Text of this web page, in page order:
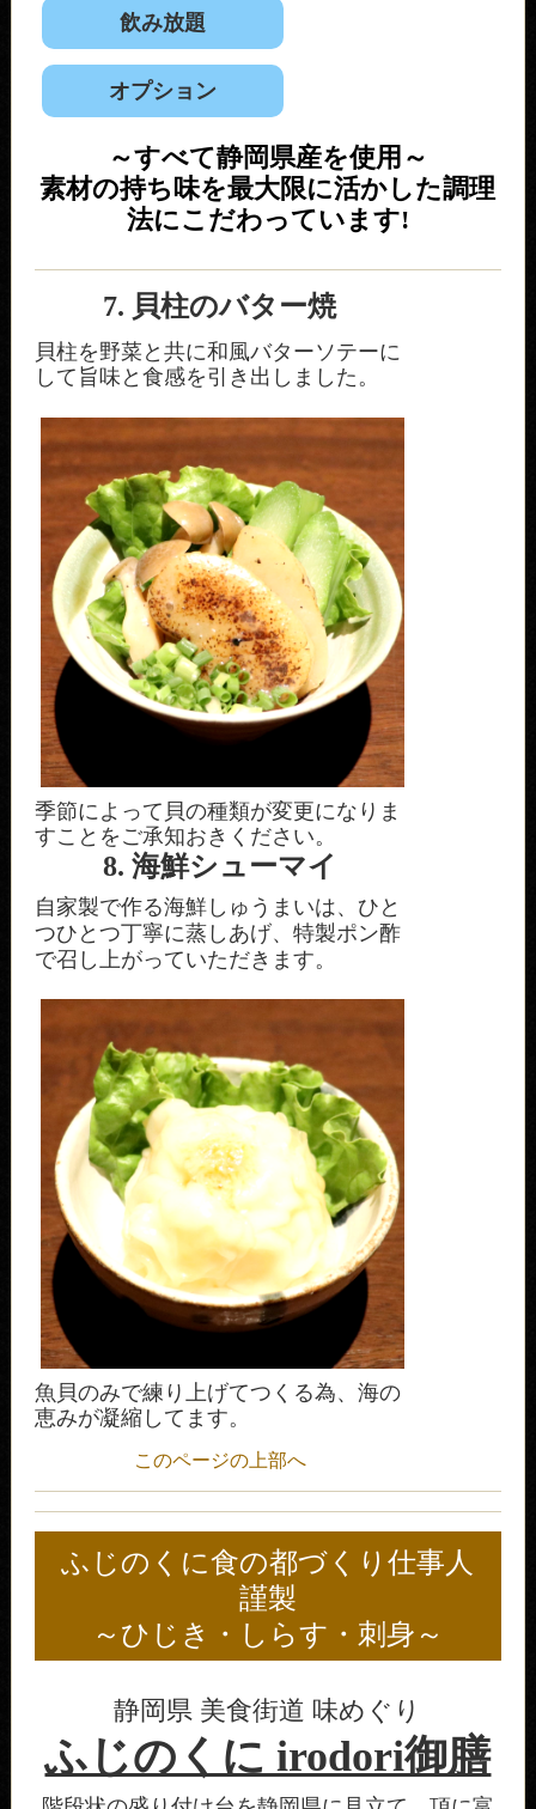
飲み放題
オプション
～すべて静岡県産を使用～
素材の持ち味を最大限に活かした調理
法にこだわっています!
7. 貝柱のバター焼
貝柱を野菜と共に和風バターソテーに
して旨味と食感を引き出しました。
季節によって貝の種類が変更になりま
すことをご承知おきください。
8. 海鮮シューマイ
自家製で作る海鮮しゅうまいは、ひと
つひとつ丁寧に蒸しあげ、特製ポン酢
で召し上がっていただきます。
魚貝のみで練り上げてつくる為、海の
恵みが凝縮してます。
このページの上部へ
ふじのくに食の都づくり仕事人
謹製
～ひじき・しらす・刺身～
静岡県 美食街道 味めぐり
ふじのくに irodori御膳